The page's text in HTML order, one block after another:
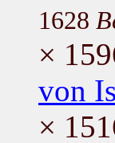
1628
×
von
×